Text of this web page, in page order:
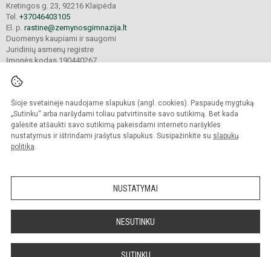
Šioje svetainėje naudojame slapukus (angl. cookies). Paspaudę mygtuką
„Sutinku“ arba naršydami toliau patvirtinsite savo sutikimą. Bet kada
galėsite atšaukti savo sutikimą pakeisdami interneto naršyklės
nustatymus ir ištrindami įrašytus slapukus. Susipažinkite su slapukų
politika.
NUSTATYMAI
NESUTINKU
SUTINKU
Kretingos g. 23, 92216 Klaipėda
Tel. +37046403105
El. p. rastine@zemynosgimnazija.lt
Duomenys kaupiami ir saugomi
Juridinių asmenų registre
Įmonės kodas 190440267
© 2022. Klaipėdos universiteto „Žemynos“ gimnazija. Visos teisės saugomos.
Kopijuoti turinį be raštiško gimnazijos sutikimo griežtai draudžiama.
Prieinamumo paraiška Slapukų valdymas
Sumanus būdas atnaujinti